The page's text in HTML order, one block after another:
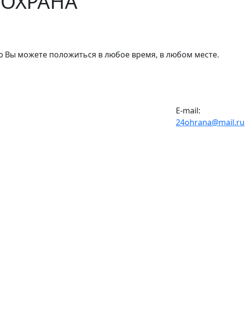
Вы можете положиться в любое время, в любом месте.
E-mail:
24ohrana@mail.ru